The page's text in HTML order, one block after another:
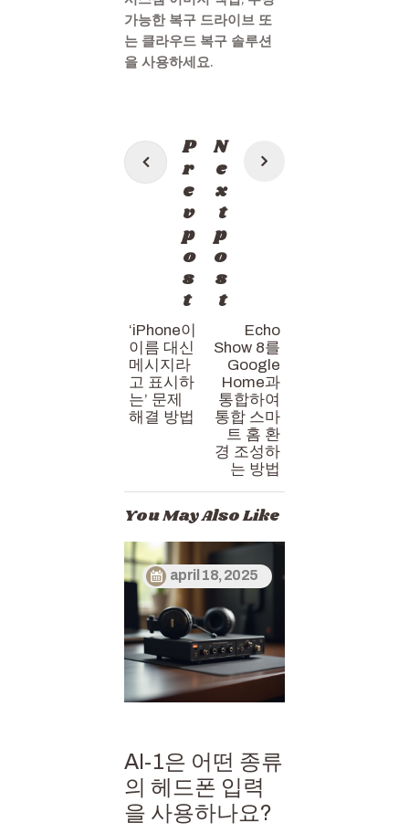
가능한 복구 드라이브 또
는 클라우드 복구 솔루션
을 사용하세요.
Post
navigation
P
r
e
v
p
o
s
t
‘iPhone이
이름 대신
메시지라
고 표시하
는’ 문제
해결 방법
N
e
x
t
p
o
s
t
Echo
Show 8를
Google
Home과
통합하여
통합 스마
트 홈 환
경 조성하
는 방법
You May Also Like
april 18, 2025
AI-1은 어떤 종류
의 헤드폰 입력
을 사용하나요?